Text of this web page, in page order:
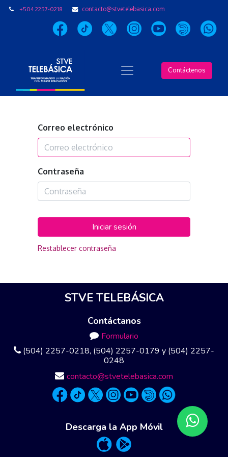
+504 2257-0218 contacto@stvetelebasica.com
Contáctenos
Correo electrónico
Contraseña
Iniciar sesión
Restablecer contraseña
STVE TELEBÁSICA
Contáctanos
Formulario
(504) 2257-0218, (504) 2257-0179 y (504) 2257-
0248
contacto@stvetelebasica.com
Descarga la App Móvil